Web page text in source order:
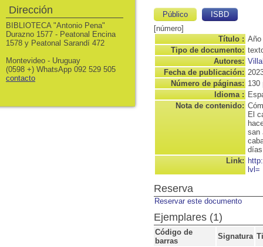
Público
ISBD
[número]
Título : Año
Tipo de documento:
Autores:
Fecha de publicación:
Número de páginas: 130
Idioma :
Nota de contenido:
El
san
Link:
lvl=
Reserva
Reservar este documento
Ejemplares (1)
Código de
barras
Signatura
Dirección
BIBLIOTECA "Antonio Pena"
Durazno 1577 - Peatonal Encina
1578 y Peatonal Sarandí 472
Montevideo - Uruguay
(0598 +) WhatsApp 092 529 505
contacto